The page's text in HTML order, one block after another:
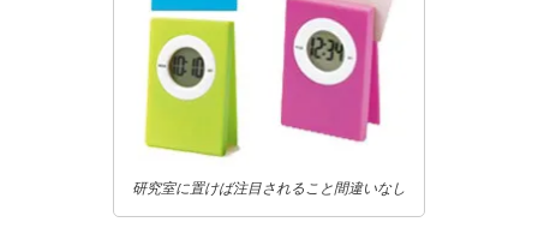
研究室に置けば注目されること間違いなし